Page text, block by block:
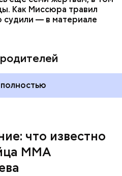
Как Миссюра травил
судили — в материале
что известно
ММА
установлена,
к задержанию, —